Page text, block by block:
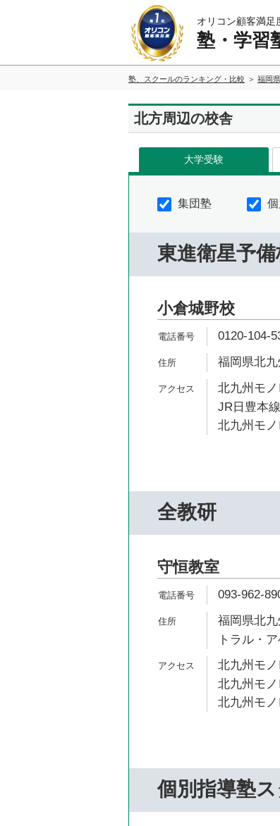
オリコン顧客満足
塾・学習
塾、スクールのランキング・比較 福岡
北方周辺の校舎
大学受験
集団塾
東進衛星予
小倉城野校
0120-104-
福岡県北
北九州モ
JR日豊本
北九州モ
全教研
守恒教室
093-962-
福岡県北
トラル・
北九州モ
北九州モ
北九州モ
個別指導塾